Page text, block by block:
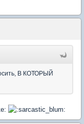
В КОТОРЫЙ